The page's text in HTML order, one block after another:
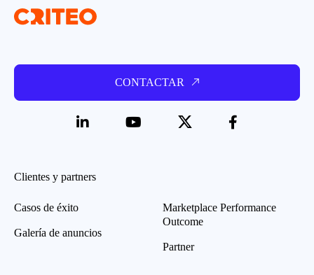
CONTACTAR
Clientes y partners
Casos de éxito
Galería de anuncios
Marketplace Performance
Outcome
Partner